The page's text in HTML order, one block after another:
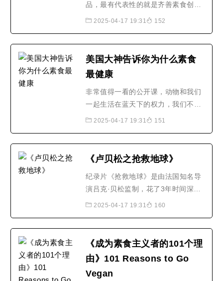
中秋节刚过，“植物肉月..
品，最有代表性的就是齐善素食创始
于1993年，陆续很多素食企业崛起，
在投资方面多数情况下会选择有意义
到立马有利益才会投资，好比阿里巴
巴，期初也是国内到处找..
2025-04-17 19:31 152
美国大神告诉你为什么素食
最健康
非常值得一看的公开课，动物和我们
一起生活在蓝天下的权力，我们不应
该吃它们
2025-04-17 19:31 151
《卢贝松之抢救地球》
纪录片《抢救地球》是由法国知名导
演吕克·贝松监制，花了3年时间深入
全球54国，才拍摄的影片。该片是继
片，而且特别选在6月5日世界环境日
客观的角度阐述地球的诞生，演变以
及地球现今所面临的种..
2025-04-17 19:31 160
《成为素食主义者的101个理
由》101 Reasons to Go
Vegan